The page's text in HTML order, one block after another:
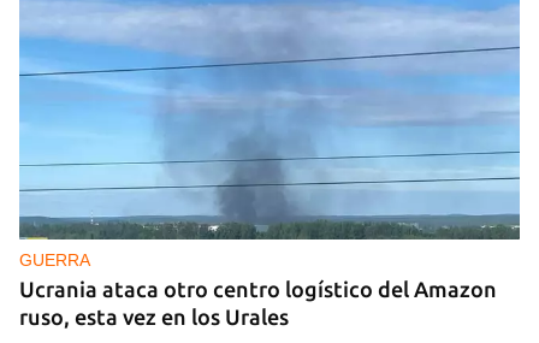
GUERRA
Ucrania ataca otro centro logístico del Amazon
ruso, esta vez en los Urales